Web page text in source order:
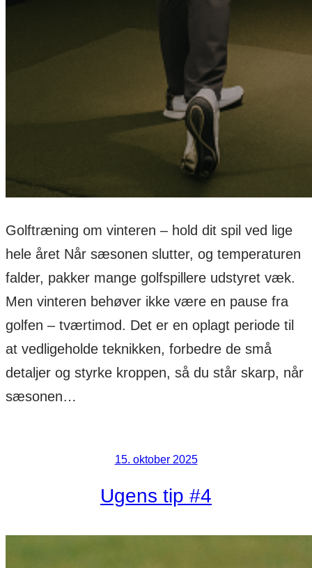
Golftræning om vinteren – hold dit spil ved lige
hele året Når sæsonen slutter, og temperaturen
falder, pakker mange golfspillere udstyret væk.
Men vinteren behøver ikke være en pause fra
golfen – tværtimod. Det er en oplagt periode til
at vedligeholde teknikken, forbedre de små
detaljer og styrke kroppen, så du står skarp, når
sæsonen…
15. oktober 2025
Ugens tip #4